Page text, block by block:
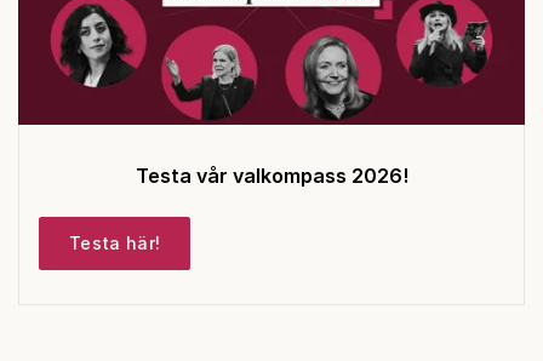
Testa vår valkompass 2026!
Testa här!